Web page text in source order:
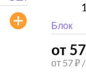
Блок
от 57
от 57 ₽